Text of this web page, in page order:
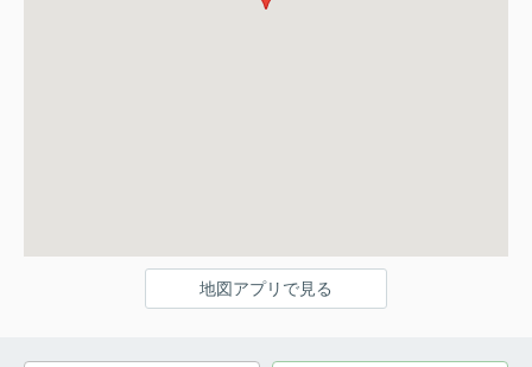
地図アプリで見る